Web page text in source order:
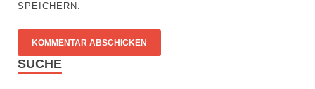
SPEICHERN.
SUCHE